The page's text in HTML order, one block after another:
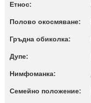
Етнос:
Полово окосмяване:
Гръдна обиколка:
Дупе:
Нимфоманка:
Семейно положение: